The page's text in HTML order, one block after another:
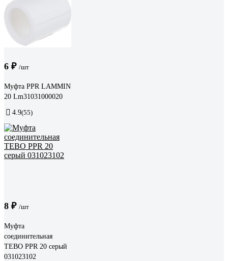
6 ₽ /шт
Муфта PPR LAMMIN
20 Lm31031000020
4.9(55)
8 ₽ /шт
Муфта
соединительная
TEBO PPR 20 серый
031023102